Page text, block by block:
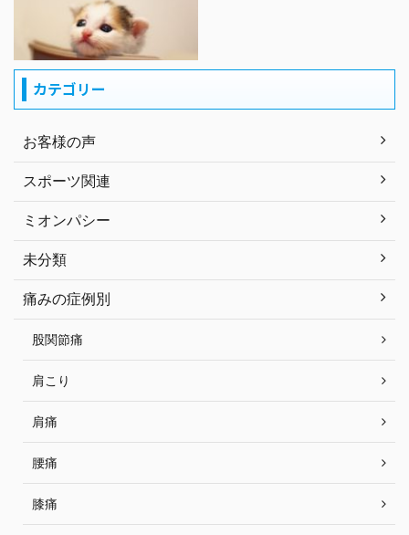
カテゴリー
お客様の声
スポーツ関連
ミオンパシー
未分類
痛みの症例別
股関節痛
肩こり
肩痛
腰痛
膝痛